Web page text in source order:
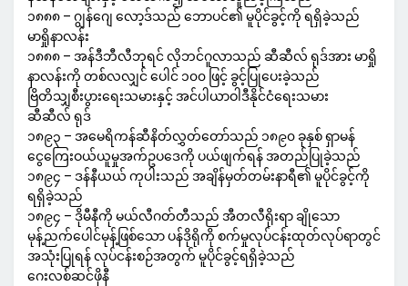
၁၈၈၈ – ဂျွန်ဂျေ လော့ဒ်သည် ဘောပင်၏ မူပိုင်ခွင့်ကို ရရှိခဲ့သည်
မာရှိုနာလန်း
၁၈၈၈ – အန်ဒီဘီလီဘုရင် လိုဘင်ဂူလာသည် ဆီဆီလ် ရုဒ်အား မာရှို
နာလန်းကို တစ်လလျှင် ပေါင် ၁၀၀ ဖြင့် ခွင့်ပြုပေးခဲ့သည်
ဗြိတိသျှစီးပွားရေးသမားနှင့် အင်ပါယာဝါဒီနိုင်ငံရေးသမား
ဆီဆီလ် ရုဒ်
၁၈၉၃ – အမေရိကန်ဆီနိတ်လွှတ်တော်သည် ၁၈၉၀ ခုနှစ် ရှာမန်
ငွေကြေးဝယ်ယူမှုအက်ဥပဒေကို ပယ်ဖျက်ရန် အတည်ပြုခဲ့သည်
၁၈၉၄ – ဒန်နီယယ် ကုပါးသည် အချိန်မှတ်တမ်းနာရီ၏ မူပိုင်ခွင့်ကို
ရရှိခဲ့သည်
၁၈၉၄ – ဒိုမီနီကို မယ်လီဂတ်တီသည် အီတလီရိုးရာ ချိုသော
မုန့်ညက်ပေါင်မုန့်ဖြစ်သော ပန်ဒိုရိုကို စက်မှုလုပ်ငန်းထုတ်လုပ်ရာတွင်
အသုံးပြုရန် လုပ်ငန်းစဉ်အတွက် မူပိုင်ခွင့်ရရှိခဲ့သည်
ဂေးလစ်ဆင်ဖိုနီ